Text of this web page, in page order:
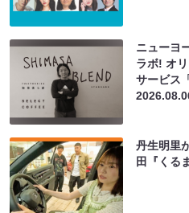
ニューヨ
ラボ! オ
サービス
丹生明里
田『くる